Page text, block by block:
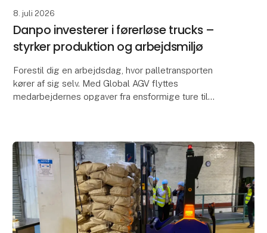
8. juli 2026
Danpo investerer i førerløse trucks –
styrker produktion og arbejdsmiljø
Forestil dig en arbejdsdag, hvor palletransporten
kører af sig selv. Med Global AGV flyttes
medarbejdernes opgaver fra ensformige ture til